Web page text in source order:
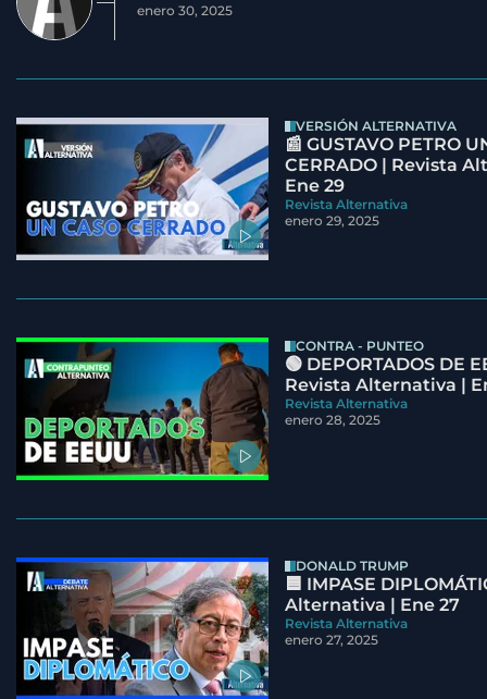
enero 30, 2025
VERSIÓN ALTERNATIVA
📰 GUSTAVO PETRO
CERRADO | Revista
Ene 29
Revista Alternativa
enero 29, 2025
CONTRA - PUNTEO
🟢 DEPORTADOS DE
Revista Alternativa |
Revista Alternativa
enero 28, 2025
DONALD TRUMP
🟦 IMPASE
Alternativa | Ene 27
Revista Alternativa
enero 27, 2025